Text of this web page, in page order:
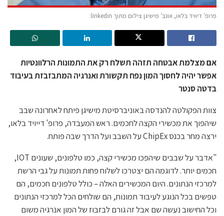
פרופ' דיוויד בלאו, אונב' מישיגן צילום מתוך linkedin:
אם מצלמת אבטחה תזהה תשלח רק את התמונות הרלוונטיות
אפשר יהיה לחסוך המון נפח תקשורת ואנרגיה המתבזבזת בעיבוד
בדטה סנטר
צוות הפקולטה להנדסה באוניברסיטת מישיגן פיתח לאחרונה שבב
שיהפוך את מכשירי הקצה לחכמים. ראש המעבדה, פרופ' דייויד בלאו,
ירצה מחר בכנס ChipEx על השבב ועל הדרך שבה פותח.
"אדבר על שבבים שיהפכו מכשירי קצה, כמו טלפונים, שעונים IOT,
חכמים יותר. לדוגמה הם יצטרכו לשלוח פחות תמונות על גבי הרשת
למרכזי הנתונים. היום המכשירים האלה – כולל טלפונים חכמים, הם
טפשים בכל הנוגע לעיבוד תמונות, הם שולחים הכל למרכזי הנתונים
וכל החישוב נעשה שם אבל זה גורם לבזבוז של המון אנרגיה משום